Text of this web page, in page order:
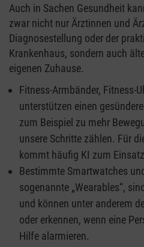
Auch in Sachen Gesundheit
zwar nicht nur Ärztinnen und
Diagnosestellung oder der
Krankenhaus, sondern auch
eigenen Zuhause.
Fitness-Armbänder, Fitness-
unterstützen einen
zum Beispiel zu mehr
unsere Schritte zählen. Für
kommt häufig KI zum
Bestimmte Smartwatches
sogenannte „Wearables“,
und können unter anderem
oder erkennen, wenn eine
Hilfe alarmieren.